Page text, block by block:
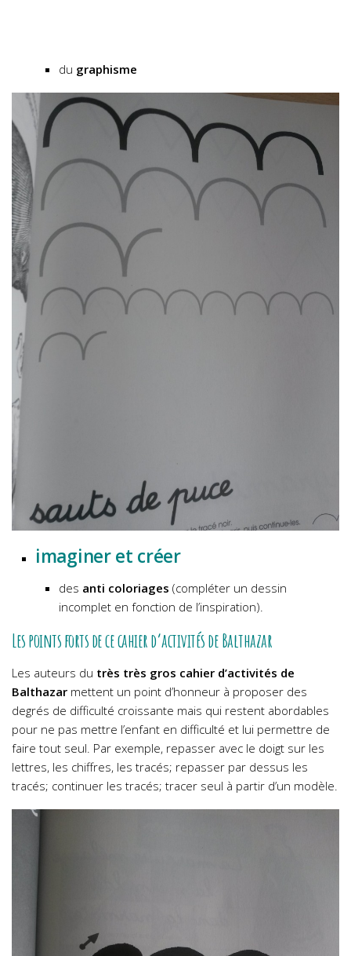
du graphisme
imaginer et créer
des anti coloriages (compléter un dessin
incomplet en fonction de l’inspiration).
Les points forts de ce cahier d’activités de Balthazar
Les auteurs du très très gros cahier d’activités de
Balthazar mettent un point d’honneur à proposer des
degrés de difficulté croissante mais qui restent abordables
pour ne pas mettre l’enfant en difficulté et lui permettre de
faire tout seul. Par exemple, repasser avec le doigt sur les
lettres, les chiffres, les tracés; repasser par dessus les
tracés; continuer les tracés; tracer seul à partir d’un modèle.